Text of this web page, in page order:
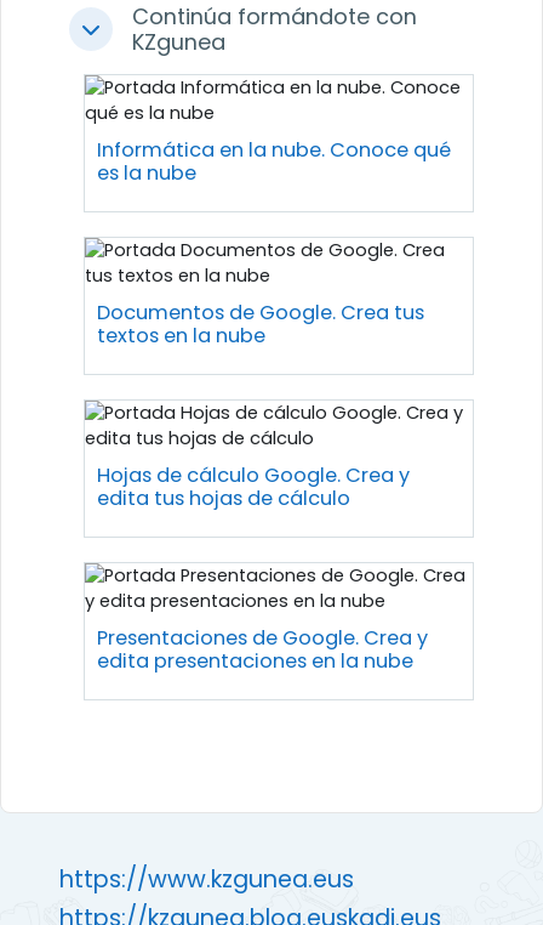
Colapsar
Continúa formándote con
KZgunea
Informática en la nube. Conoce qué
es la nube
Documentos de Google. Crea tus
textos en la nube
Hojas de cálculo Google. Crea y
edita tus hojas de cálculo
Presentaciones de Google. Crea y
edita presentaciones en la nube
https://www.kzgunea.eus